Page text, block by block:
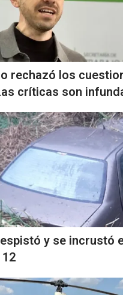
rechazó los
críticas son
y se incrustó